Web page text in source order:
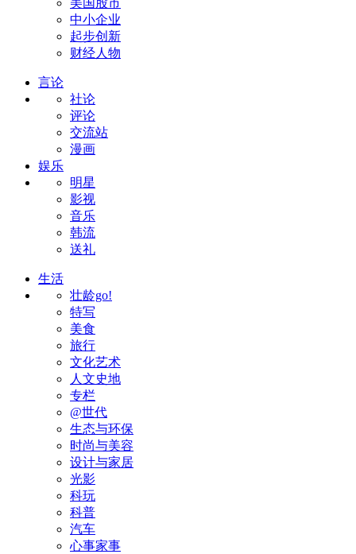
美国股市
中小企业
起步创新
财经人物
言论
社论
评论
交流站
漫画
娱乐
明星
影视
音乐
韩流
送礼
生活
壮龄go!
特写
美食
旅行
文化艺术
人文史地
专栏
@世代
生态与环保
时尚与美容
设计与家居
光影
科玩
科普
汽车
心事家事